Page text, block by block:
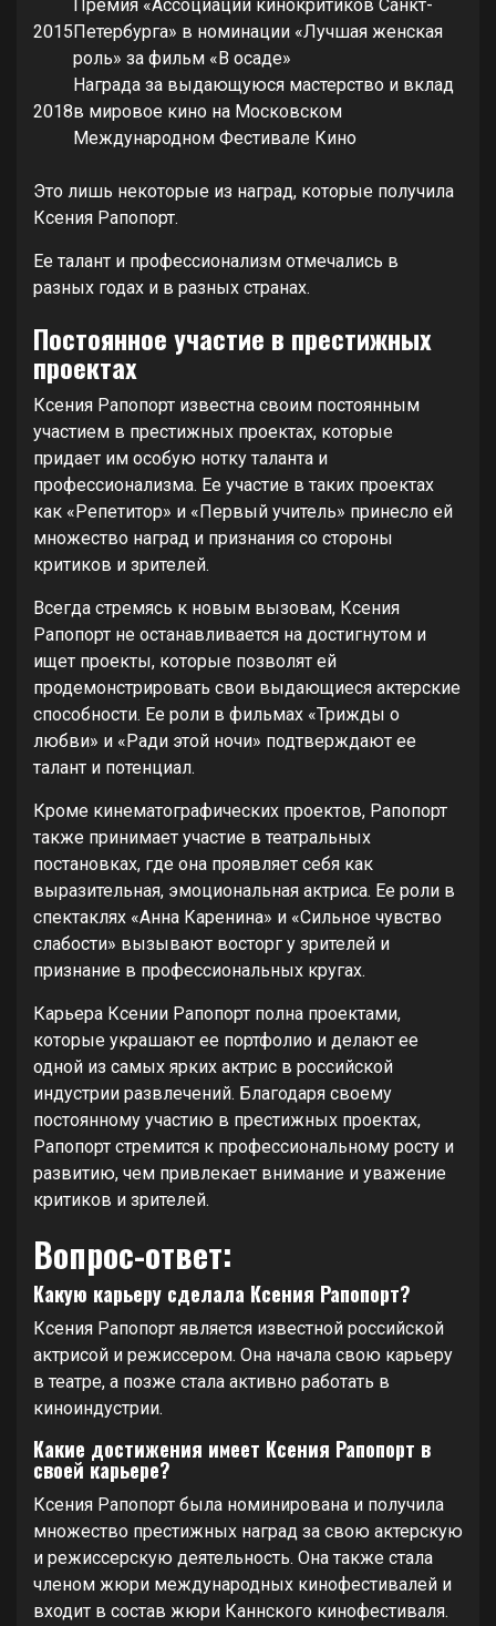
2015
Премия «Ассоциации кинокритиков Санкт-
Петербурга» в номинации «Лучшая женская
роль» за фильм «В осаде»
2018
Награда за выдающуюся мастерство и вклад
в мировое кино на Московском
Международном Фестивале Кино
Это лишь некоторые из наград, которые получила
Ксения Рапопорт.
Ее талант и профессионализм отмечались в
разных годах и в разных странах.
Постоянное участие в престижных
проектах
Ксения Рапопорт известна своим постоянным
участием в престижных проектах, которые
придает им особую нотку таланта и
профессионализма. Ее участие в таких проектах
как «Репетитор» и «Первый учитель» принесло ей
множество наград и признания со стороны
критиков и зрителей.
Всегда стремясь к новым вызовам, Ксения
Рапопорт не останавливается на достигнутом и
ищет проекты, которые позволят ей
продемонстрировать свои выдающиеся актерские
способности. Ее роли в фильмах «Трижды о
любви» и «Ради этой ночи» подтверждают ее
талант и потенциал.
Кроме кинематографических проектов, Рапопорт
также принимает участие в театральных
постановках, где она проявляет себя как
выразительная, эмоциональная актриса. Ее роли в
спектаклях «Анна Каренина» и «Сильное чувство
слабости» вызывают восторг у зрителей и
признание в профессиональных кругах.
Карьера Ксении Рапопорт полна проектами,
которые украшают ее портфолио и делают ее
одной из самых ярких актрис в российской
индустрии развлечений. Благодаря своему
постоянному участию в престижных проектах,
Рапопорт стремится к профессиональному росту и
развитию, чем привлекает внимание и уважение
критиков и зрителей.
Вопрос-ответ:
Какую карьеру сделала Ксения Рапопорт?
Ксения Рапопорт является известной российской
актрисой и режиссером. Она начала свою карьеру
в театре, а позже стала активно работать в
киноиндустрии.
Какие достижения имеет Ксения Рапопорт в
своей карьере?
Ксения Рапопорт была номинирована и получила
множество престижных наград за свою актерскую
и режиссерскую деятельность. Она также стала
членом жюри международных кинофестивалей и
входит в состав жюри Каннского кинофестиваля.